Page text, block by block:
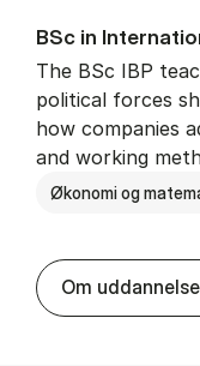
BSc in
The BSc IBP
political forces
how companies
and working
Økonomi og
Om